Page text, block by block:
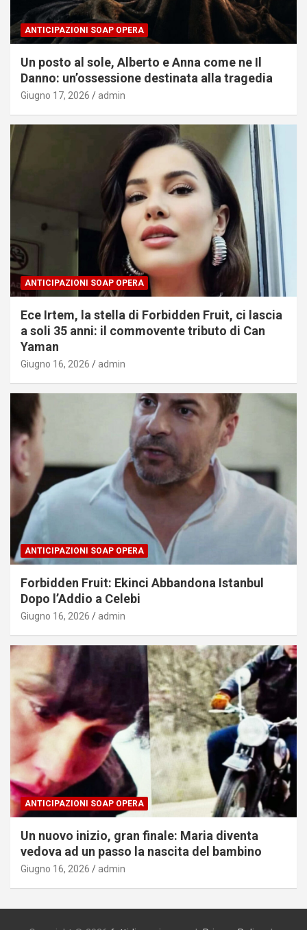
ANTICIPAZIONI SOAP OPERA
Un posto al sole, Alberto e Anna come ne Il
Danno: un’ossessione destinata alla tragedia
Giugno 17, 2026 admin
ANTICIPAZIONI SOAP OPERA
Ece Irtem, la stella di Forbidden Fruit, ci lascia
a soli 35 anni: il commovente tributo di Can
Yaman
Giugno 16, 2026 admin
ANTICIPAZIONI SOAP OPERA
Forbidden Fruit: Ekinci Abbandona Istanbul
Dopo l’Addio a Celebi
Giugno 16, 2026 admin
ANTICIPAZIONI SOAP OPERA
Un nuovo inizio, gran finale: Maria diventa
vedova ad un passo la nascita del bambino
Giugno 16, 2026 admin